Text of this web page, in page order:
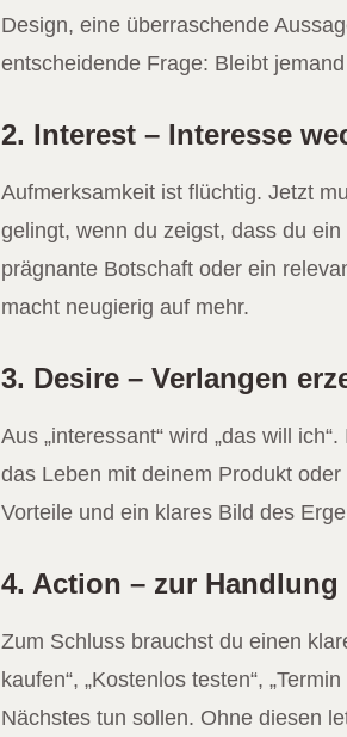
Design, eine überraschende
entscheidende Frage: Bleibt
2. Interest – Interesse
Aufmerksamkeit ist flüchtig. Jetzt
gelingt, wenn du zeigst, dass du
prägnante Botschaft oder ein
macht neugierig auf mehr.
3. Desire – Verlangen
Aus „interessant“ wird „das will
das Leben mit deinem Produkt
Vorteile und ein klares Bild des
4. Action – zur Handlung
Zum Schluss brauchst du einen
kaufen“, „Kostenlos testen“,
Nächstes tun sollen. Ohne diesen